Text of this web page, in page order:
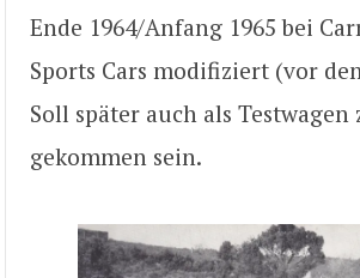
Ende 1964/Anfang 1965 bei
Sports Cars modifiziert (vor
Soll später auch als Testwagen
gekommen sein.